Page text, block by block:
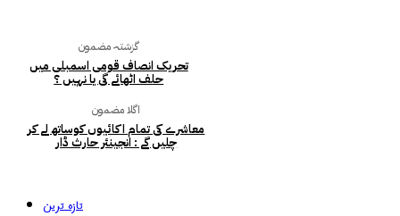
گزشتہ مضمون
تحریک انصاف قومی اسمبلی میں
حلف اٹھائے گی یا نہیں ؟
اگلا مضمون
معاشرے کی تمام اکائیوں کوساتھ لے کر
چلیں گے : انجینئر حارث ڈار
تازہ ترین